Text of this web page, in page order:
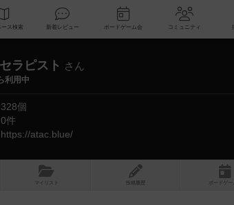
データベース 検索 新着レビュー ボードゲーム会 コミ
ラピスト さん
利用中
328個
0件
https://atac.blue/
マイリスト 投稿履歴 ボ ドゲ ー